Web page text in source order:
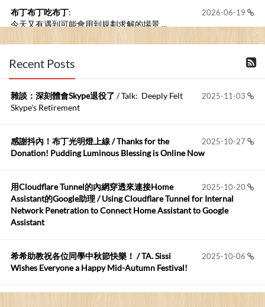
2026-06-19
布丁布丁吃布丁:
今天又有遇到可能會用到規劃求解的場景 ...
2026-06-18
布丁布丁吃布丁
kage好像也可以下載整個網站 感謝分享
Anonymous:
https://github.com/t...
布丁布丁吃布丁:
我目前並沒有常駐的Google Home...
2026-05-15
Robertmycs:
這篇WinXP公用電腦安裝與優化的步驟超...
您好,首先肯定感謝您造福許多莘莘學子。有...
Recent Posts
2025-11-03
雜談：深刻體會Skype退役了 / Talk: Deeply Felt
Skype's Retirement
2025-10-27
感謝抖內！布丁光明燈上線 / Thanks for the
Donation! Pudding Luminous Blessing is Online Now
2025-10-20
用Cloudflare Tunnel的內網穿透來連接Home
Assistant的Google助理 / Using Cloudflare Tunnel for Internal
Network Penetration to Connect Home Assistant to Google
Assistant
2025-10-06
希希助教祝各位同學中秋節快樂！ / TA. Sissi
Wishes Everyone a Happy Mid-Autumn Festival!
看電腦覺得疲憊嗎？比起螢幕，你更應該注意炫光